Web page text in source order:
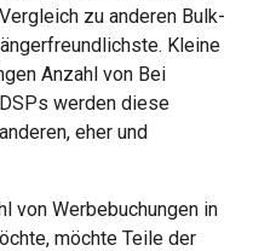
zu anderen Bulk-
Kleine
Anzahl von Bei
werden diese
eher und
von Werbebuchungen in
möchte Teile der